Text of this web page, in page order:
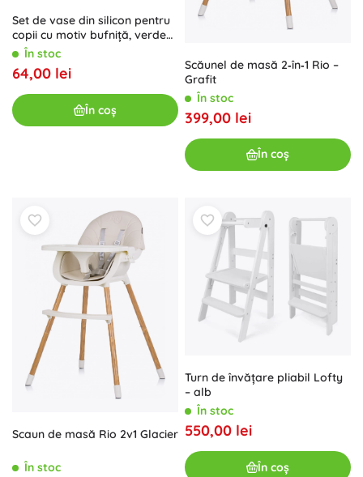
Set de vase din silicon pentru
copii cu motiv bufniță, verde
militar
În stoc
64,00 lei
În coș
Scăunel de masă 2‑în‑1 Rio –
Grafit
În stoc
399,00 lei
În coș
Scaun de masă Rio 2v1 Glacier
În stoc
Turn de învățare pliabil Lofty
– alb
În stoc
550,00 lei
În coș